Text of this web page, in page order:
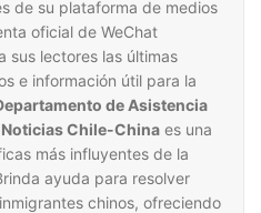
de su plataforma de medios
oficial de WeChat
sus lectores las últimas
e información útil para la
de Asistencia
Chile-China es una
más influyentes de la
ayuda para resolver
chinos, ofreciendo